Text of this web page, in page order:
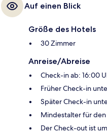
Auf einen Blick
Größe des Hotels
30 Zimmer
Anreise/Abreise
Check-in ab: 16:00
Früher Check-in
Später Check-in
Mindestalter für den
Der Check-out ist